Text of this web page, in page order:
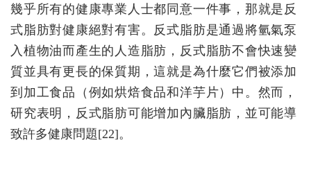
幾乎所有的健康專業人士都同意一件事，那就是反
式脂肪對健康絕對有害。反式脂肪是通過將氫氣泵
入植物油而產生的人造脂肪，反式脂肪不會快速變
質並具有更長的保質期，這就是為什麼它們被添加
到加工食品（例如烘焙食品和洋芋片）中。然而，
研究表明，反式脂肪可能增加內臟脂肪，並可能導
致許多健康問題[22]。